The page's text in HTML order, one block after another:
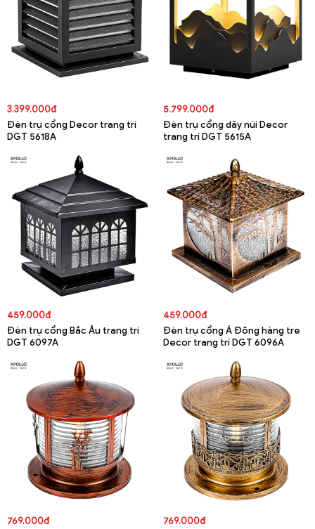
3.399.000đ
Đèn trụ cổng Decor trang trí
DGT 5618A
5.799.000đ
Đèn trụ cổng dãy núi Decor
trang trí DGT 5615A
459.000đ
Đèn trụ cổng Bắc Âu trang trí
DGT 6097A
459.000đ
Đèn trụ cổng Á Đông hàng tre
Decor trang trí DGT 6096A
769.000đ
769.000đ